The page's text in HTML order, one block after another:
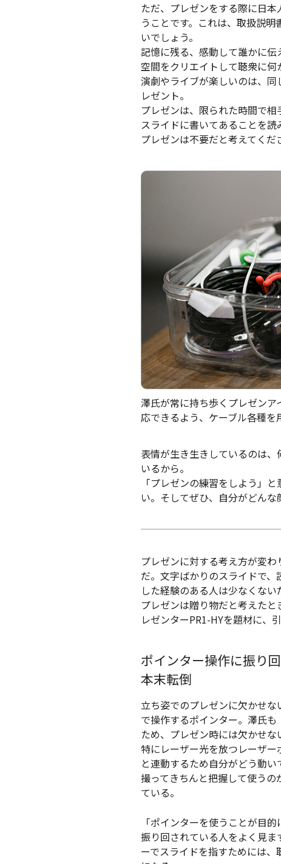
ただ、プレゼンをする際に日
うことです。これは、取扱説
いでしょう。
記憶に残る、感動して誰かに
空間をクリエイトして聴衆に何
演劇やライブが楽しいのは、
レゼント。
プレゼンは、限られた時間で相
スライドに書いてあることを
プレゼンは不要だと考えてくだ
澤氏が常に持ち歩くプレゼン
応できるよう、ケーブル各種を
表情が生き生きしているのは
いるから。
「プレゼンの練習をしよう」
い。そしてぜひ、自分がどんな
プレゼンに対する考え方が変
だ。文字ばかりのスライドで
した経験のある人は少なくない
プレゼンは贈り物だと考えた
レゼンターPR1-HYを題材に、
ポインター操作に振り
本末転倒
立ち姿でのプレゼンに欠かせ
で操作するポインター。澤氏
ため、プレゼン時には欠かせな
特にレーザー光を放つレーザ
と連動するため自分がどう動
撮ってきちんと把握して使うの
ている。
「ポインターを使うことが目
振り回されている人をよく見ま
ーでスライドを指すためには、